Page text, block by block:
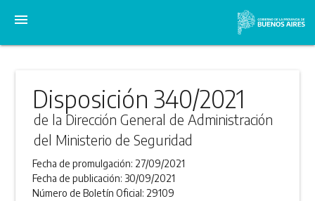
menu
Disposición 340/2021
de la Dirección General de Administración
del Ministerio de Seguridad
Fecha de promulgación: 27/09/2021
Fecha de publicación: 30/09/2021
Número de Boletín Oficial: 29109